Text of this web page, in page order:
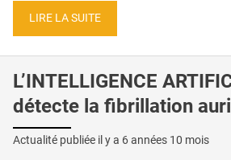
LIRE LA SUITE
L’INTELLIGENCE
détecte la fibrillation
Actualité publiée il y a 6 années 10 mois